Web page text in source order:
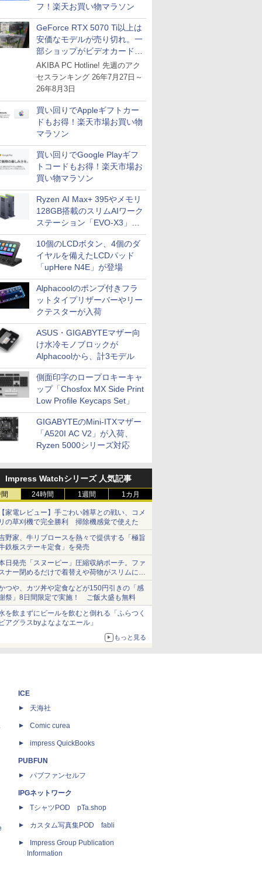
フ！楽天お買い物マラソン
GeForce RTX 5070 Ti以上は
安価なモデルが売り切れ。一
部ショップがビデオカードの
購入制限を実施したニュース
が注目を集める
AKIBA PC Hotline! 先週のアク
セスランキング 26年7月27日～
26年8月3日
買い回りでAppleギフトカー
ドもお得！楽天市場お買い物
マラソン
買い回りでGoogle Playギフ
トコードもお得！楽天市場お
買い物マラソン
Ryzen AI Max+ 395やメモリ
128GB搭載のスリムAIワーク
ステーション「EVO-X3」が
GMKtecから
10個のLCDボタン、4個のダ
イヤルを備えたLCDパッド
「upHere N4E」が登場
Alphacoolのポンプ付きフラ
ットタイプリザーバーやリー
クテスターが入荷
ASUS・GIGABYTEマザー向
け水冷モノブロックが
Alphacoolから、計3モデル
側面印字のロープロキーキャ
ップ「Chosfox MX Side Print
Low Profile Keycaps Set」
GIGABYTEのMini-ITXマザー
「A520I AC V2」が入荷、
Ryzen 5000シリーズ対応
Impress Watchシリーズ 人気記事
24時間 1週間 1カ月
家電レビュー】手ごわい雑草との戦い、コメ
の草刈機で完全勝利 掃除機感覚で使えた
野家、牛リブロースを熱々で提供する「極旨
鉄板ステーキ定食」を発売
日発売「スヌーピー」圧縮収納ポーチ。ファ
ナー閉めるだけで着替えや荷物がスリムにま
まる
つや、カツ丼や定食などが150円引きの「感
祭」8日間限定で実施！ ご飯大盛も無料
を飲まずにビールを飲むと倒れる「ふらつく
アグラスbyよなよなエール」
もっと見る
ICE
天海社
Comic curea
impress QuickBooks
PUBFUN
パブファンセルフ
IPGネットワーク
TシャツPOD pTa.shop
カスタム写真集POD fabli
Impress Group Publication
Information